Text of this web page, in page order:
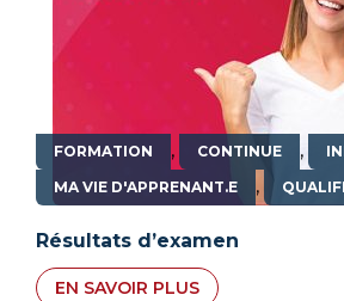
FORMATION , CONTINUE ,
MA VIE D'APPRENANT.E ,
Résultats d’examen
EN SAVOIR PLUS